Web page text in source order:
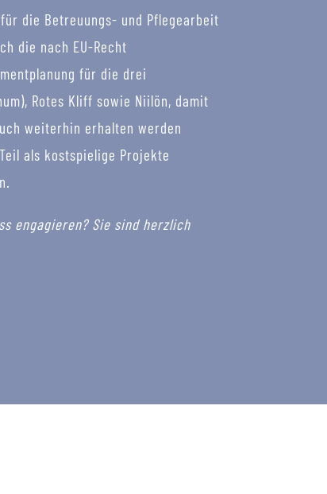
die Betreuungs- und Pflegearbeit
die nach EU-Recht
für die drei
Rotes Kliff sowie Niilön, damit
weiterhin erhalten werden
als kostspielige Projekte
engagieren? Sie sind herzlich